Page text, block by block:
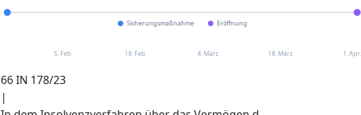
Sicherungsmaßnahme Eröffnung
5. Feb. 19. Feb. 4. März 18. März 1. Apr.
66 IN 178/23
|